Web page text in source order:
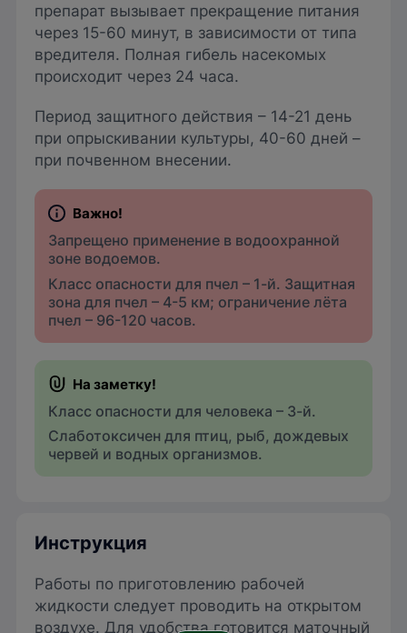
препарат вызывает прекращение питания
через 15-60 минут, в зависимости от типа
вредителя. Полная гибель насекомых
происходит через 24 часа.
Период защитного действия – 14-21 день
при опрыскивании культуры, 40-60 дней –
при почвенном внесении.
Запрещено применение в водоохранной
зоне водоемов.
Класс опасности для пчел – 1-й. Защитная
зона для пчел – 4-5 км; ограничение лёта
пчел – 96-120 часов.
Класс опасности для человека – 3-й.
Слаботоксичен для птиц, рыб, дождевых
червей и водных организмов.
Инструкция
Работы по приготовлению рабочей
жидкости следует проводить на открытом
воздухе. Для удобства готовится маточный